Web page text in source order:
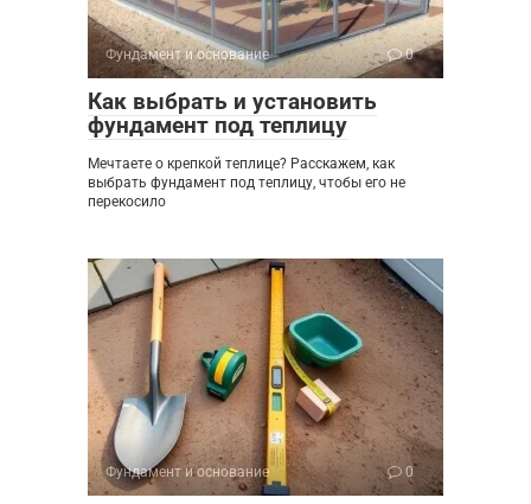
Фундамент и основание 0
Как выбрать и установить
фундамент под теплицу
Мечтаете о крепкой теплице? Расскажем, как
выбрать фундамент под теплицу, чтобы его не
перекосило
Фундамент и основание 0